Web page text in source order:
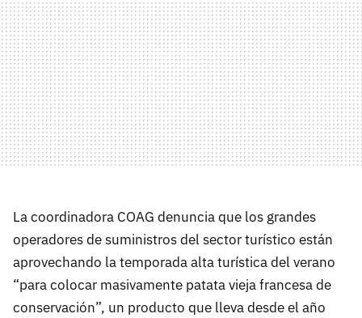
La coordinadora COAG denuncia que los grandes
operadores de suministros del sector turístico están
aprovechando la temporada alta turística del verano
“para colocar masivamente patata vieja francesa de
conservación”, un producto que lleva desde el año